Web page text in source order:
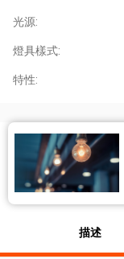
光源:
燈具樣式:
特性:
描述